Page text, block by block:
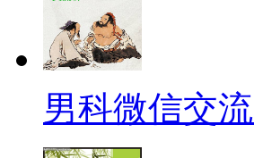
男科微信交